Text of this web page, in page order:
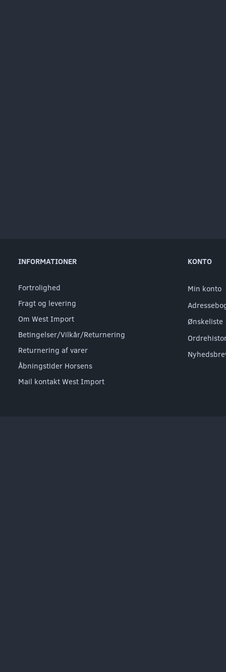
INFORMATIONER
Fortrolighed
Fragt og levering
Om West Import
Betingelser/Vilkår/Returnering
Returnering af varer
Åbningstider Horsens
Mail kontakt West Import
KONTO
Min konto
Ønskeliste